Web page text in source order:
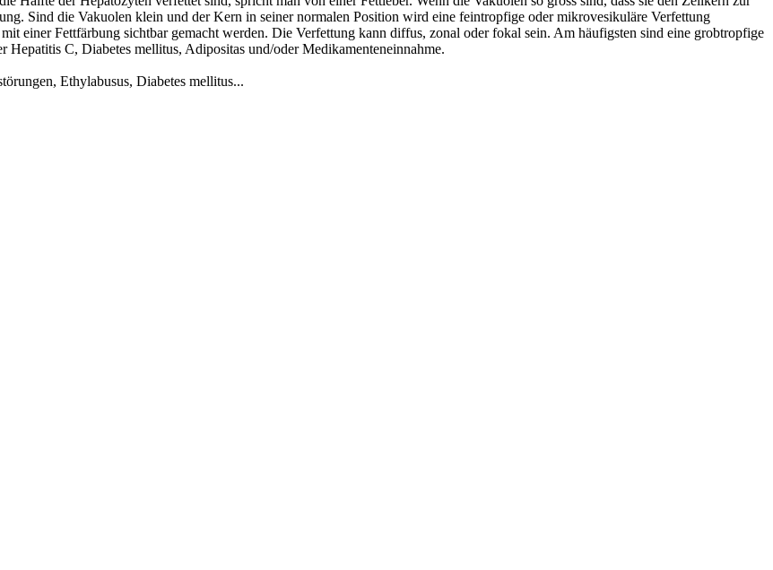
Sind die Vakuolen klein und der Kern in seiner normalen Position wird eine feintropfige oder mikrovesikuläre Verfettung
einer Fettfärbung sichtbar gemacht werden. Die Verfettung kann diffus, zonal oder fokal sein. Am häufigsten sind eine grobtropfige
C, Diabetes mellitus, Adipositas und/oder Medikamenteneinnahme.
Ethylabusus, Diabetes mellitus...